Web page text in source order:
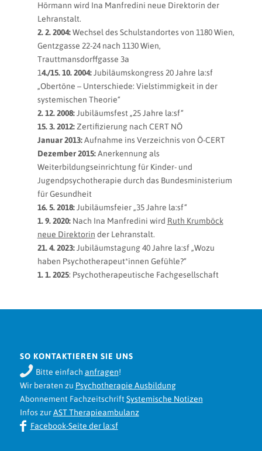
Hörmann wird Ina Manfredini neue Direktorin der
Lehranstalt.
2. 2. 2004:Wechsel des Schulstandortes von 1180 Wien,
Gentzgasse 22-24 nach 1130 Wien,
Trauttmansdorffgasse 3a
14./15. 10. 2004:Jubiläumskongress 20 Jahre la:sf
„Obertöne – Unterschiede: Vielstimmigkeit in der
systemischen Theorie“
2. 12. 2008:Jubiläumsfest „25 Jahre la:sf“
15. 3. 2012:Zertifizierung nach CERT NÖ
Januar 2013:Aufnahme ins Verzeichnis von Ö-CERT
Dezember 2015:Anerkennung als
Weiterbildungseinrichtung für Kinder- und
Jugendpsychotherapie durch das Bundesministerium
für Gesundheit
16. 5. 2018:Jubiläumsfeier „35 Jahre la:sf“
1. 9. 2020:Nach Ina Manfredini wird Ruth Krumböck
neue Direktorin der Lehranstalt.
21. 4. 2023:Jubiläumstagung 40 Jahre la:sf „Wozu
haben Psychotherapeut*innen Gefühle?“
1. 1. 2025: Psychotherapeutische Fachgesellschaft
SO KONTAKTIEREN SIE UNS
Bitte einfach anfragen!
Wir beraten zu Psychotherapie Ausbildung
Abonnement Fachzeitschrift Systemische Notizen
Infos zurAST Therapieambulanz
Facebook-Seite der la:sf